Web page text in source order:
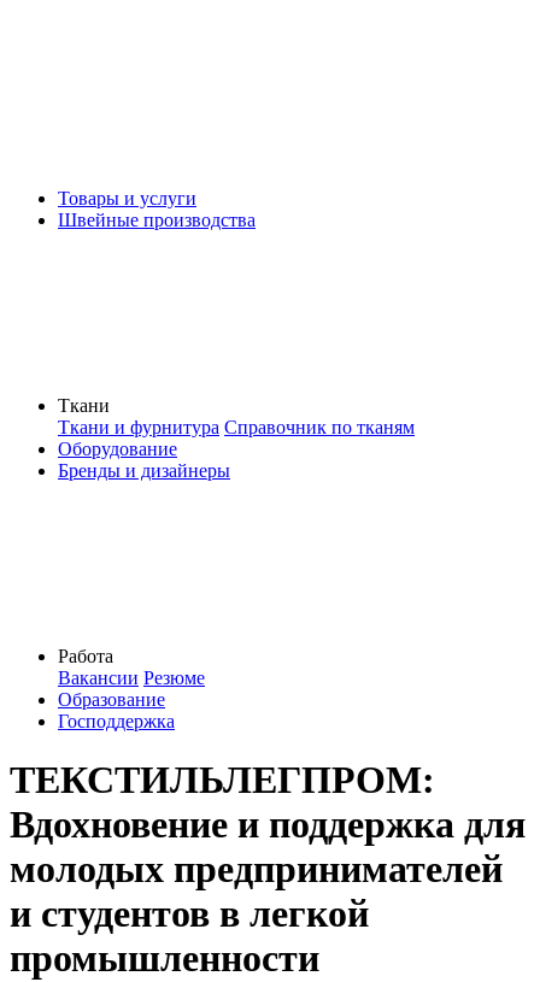
Товары и услуги
Швейные производства
Ткани
Ткани и фурнитура Справочник по тканям
Оборудование
Бренды и дизайнеры
Работа
Вакансии Резюме
Образование
Господдержка
ТЕКСТИЛЬЛЕГПРОМ:
Вдохновение и поддержка для
молодых предпринимателей
и студентов в легкой
промышленности